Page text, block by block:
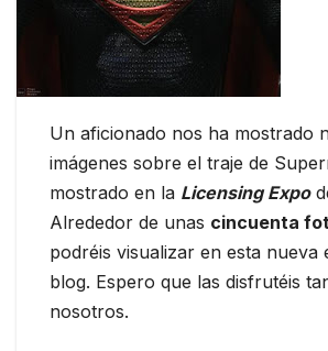
Un aficionado nos ha mostrado
imágenes sobre el traje de
mostrado en la Licensing Expo
Alrededor de unas cincuenta
podréis visualizar en esta nueva
blog. Espero que las disfrutéis
nosotros.